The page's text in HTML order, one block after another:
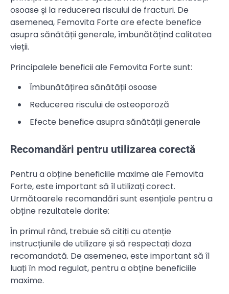
osoase și la reducerea riscului de fracturi. De
asemenea, Femovita Forte are efecte benefice
asupra sănătății generale, îmbunătățind calitatea
vieții.
Principalele beneficii ale Femovita Forte sunt:
Îmbunătățirea sănătății osoase
Reducerea riscului de osteoporoză
Efecte benefice asupra sănătății generale
Recomandări pentru utilizarea corectă
Pentru a obține beneficiile maxime ale Femovita
Forte, este important să îl utilizați corect.
Următoarele recomandări sunt esențiale pentru a
obține rezultatele dorite:
În primul rând, trebuie să citiți cu atenție
instrucțiunile de utilizare și să respectați doza
recomandată. De asemenea, este important să îl
luați în mod regulat, pentru a obține beneficiile
maxime.